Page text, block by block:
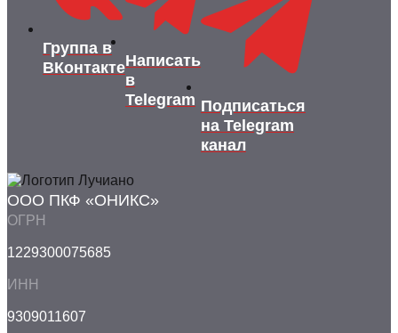
Группа в
ВКонтактеНаписать
в
Telegram Подписаться
на Telegram
канал
ООО ПКФ «ОНИКС»
ОГРН
1229300075685
ИНН
9309011607